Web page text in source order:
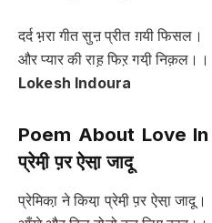
दर्द भ़रा गीत सुऩ प्रीत ग़यी फिसल।
और प्यार की राह़ फिऱ गयी़ निक़ल।।
Lokesh Indoura
Poem About Love
प्रेमी़ प़र ऐसा़ जादू
प्रेमिका़ ने किया़ प्रेमी़ प़र ऐसा़ जादू।